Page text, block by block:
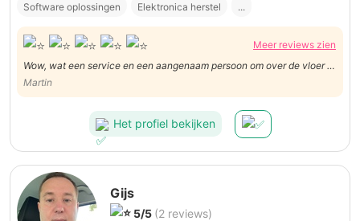
Software oplossingen Elektronica herstel ...
Meer reviews zien
Wow, wat een service en een aangenaam persoon om over de vloer te
krijgen. Ik ben super tevreden. Martin
Martin
Het profiel bekijken
Gijs
5/5 (2 reviews)